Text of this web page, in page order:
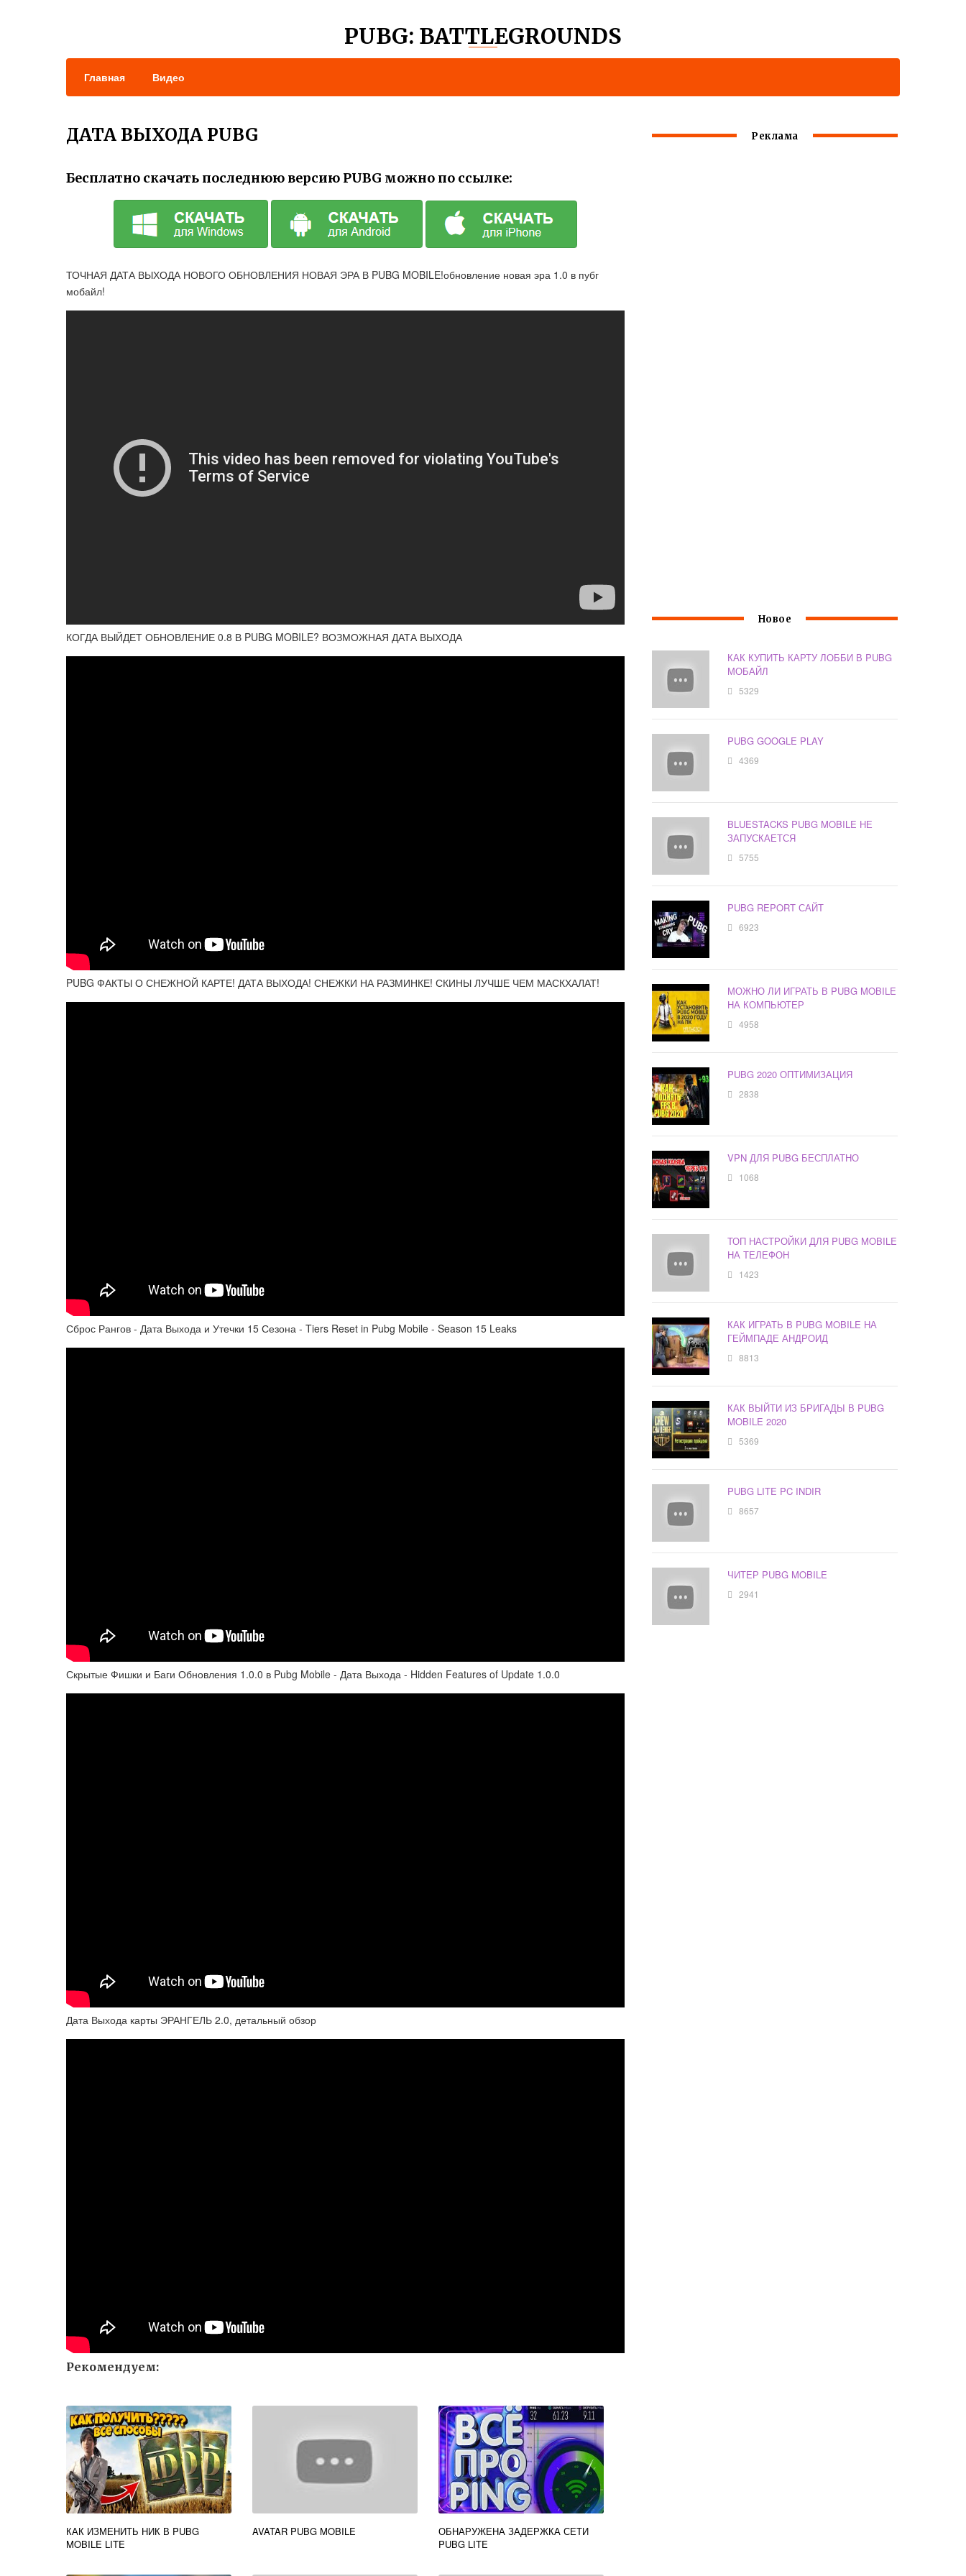
PUBG: BATTLEGROUNDS
Главная Видео
ДАТА ВЫХОДА PUBG
Бесплатно скачать последнюю версию PUBG можно по ссылке:
ТОЧНАЯ ДАТА ВЫХОДА НОВОГО ОБНОВЛЕНИЯ НОВАЯ ЭРА В PUBG MOBILE!обновление новая эра 1.0 в пубг
мобайл!
КОГДА ВЫЙДЕТ ОБНОВЛЕНИЕ 0.8 В PUBG MOBILE? ВОЗМОЖНАЯ ДАТА ВЫХОДА
PUBG ФАКТЫ О СНЕЖНОЙ КАРТЕ! ДАТА ВЫХОДА! СНЕЖКИ НА РАЗМИНКЕ! СКИНЫ ЛУЧШЕ ЧЕМ МАСКХАЛАТ!
Сброс Рангов - Дата Выхода и Утечки 15 Сезона - Tiers Reset in Pubg Mobile - Season 15 Leaks
Скрытые Фишки и Баги Обновления 1.0.0 в Pubg Mobile - Дата Выхода - Hidden Features of Update 1.0.0
Дата Выхода карты ЭРАНГЕЛЬ 2.0, детальный обзор
Рекомендуем:
КАК ИЗМЕНИТЬ НИК В PUBG
MOBILE LITE
AVATAR PUBG MOBILE
ОБНАРУЖЕНА ЗАДЕРЖКА СЕТИ
PUBG LITE
Реклама
Новое
КАК КУПИТЬ КАРТУ ЛОББИ В PUBG
МОБАЙЛ
5329
PUBG GOOGLE PLAY
4369
BLUESTACKS PUBG MOBILE НЕ
ЗАПУСКАЕТСЯ
5755
PUBG REPORT САЙТ
6923
МОЖНО ЛИ ИГРАТЬ В PUBG MOBILE
НА КОМПЬЮТЕР
4958
PUBG 2020 ОПТИМИЗАЦИЯ
2838
VPN ДЛЯ PUBG БЕСПЛАТНО
1068
ТОП НАСТРОЙКИ ДЛЯ PUBG MOBILE
НА ТЕЛЕФОН
1423
КАК ИГРАТЬ В PUBG MOBILE НА
ГЕЙМПАДЕ АНДРОИД
8813
КАК ВЫЙТИ ИЗ БРИГАДЫ В PUBG
MOBILE 2020
5369
PUBG LITE PC INDIR
8657
ЧИТЕР PUBG MOBILE
2941